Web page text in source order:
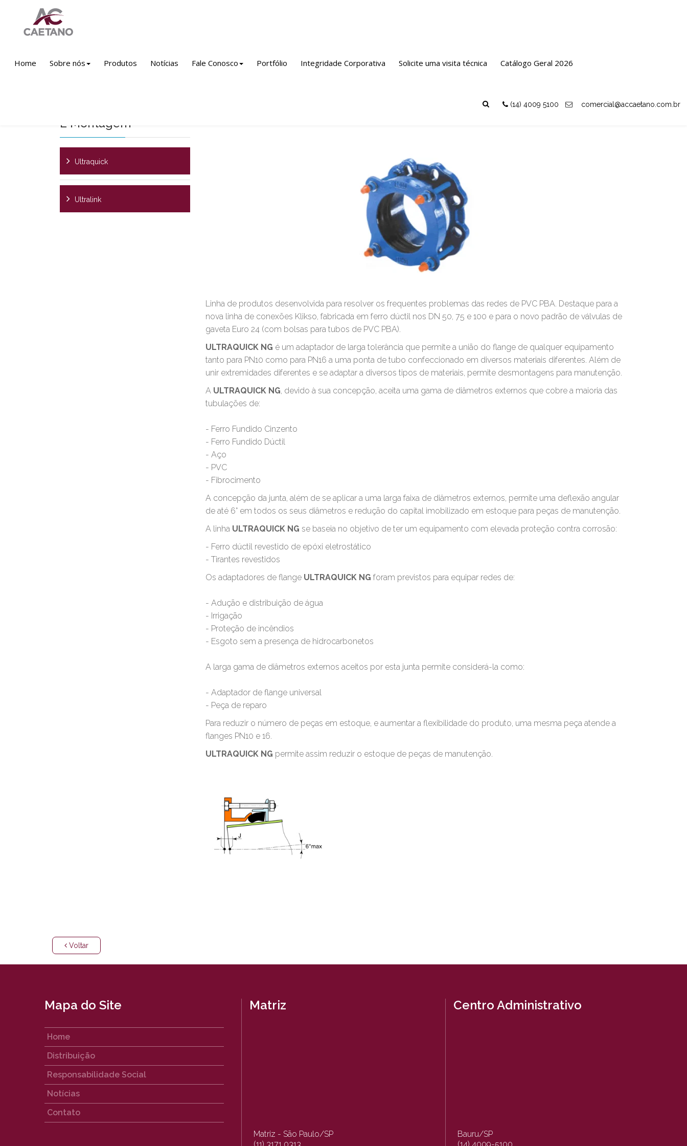
Home Sobre nós Produtos Notícias Fale Conosco Portfólio Integridade Corporativa Solicite uma visita técnica Catálogo Geral 2026
(14) 4009 5100 comercial@accaetano.com.br
Ultraquick NG
E Montagem
Ultraquick
Ultralink
Linha de produtos desenvolvida para resolver os frequentes problemas das redes de PVC PBA. Destaque para a
nova linha de conexões Klikso, fabricada em ferro dúctil nos DN 50, 75 e 100 e para o novo padrão de válvulas de
gaveta Euro 24 (com bolsas para tubos de PVC PBA).
ULTRAQUICK NG é um adaptador de larga tolerância que permite a união do flange de qualquer equipamento
tanto para PN10 como para PN16 a uma ponta de tubo confeccionado em diversos materiais diferentes. Além de
unir extremidades diferentes e se adaptar a diversos tipos de materiais, permite desmontagens para manutenção.
A ULTRAQUICK NG, devido à sua concepção, aceita uma gama de diâmetros externos que cobre a maioria das
tubulações de:
- Ferro Fundido Cinzento
- Ferro Fundido Dúctil
- Aço
- PVC
- Fibrocimento
A concepção da junta, além de se aplicar a uma larga faixa de diâmetros externos, permite uma deflexão angular
de até 6° em todos os seus diâmetros e redução do capital imobilizado em estoque para peças de manutenção.
A linha ULTRAQUICK NG se baseia no objetivo de ter um equipamento com elevada proteção contra corrosão:
- Ferro dúctil revestido de epóxi eletrostático
- Tirantes revestidos
Os adaptadores de flange ULTRAQUICK NG foram previstos para equipar redes de:
- Adução e distribuição de água
- Irrigação
- Proteção de incêndios
- Esgoto sem a presença de hidrocarbonetos
A larga gama de diâmetros externos aceitos por esta junta permite considerá-la como:
- Adaptador de flange universal
- Peça de reparo
Para reduzir o número de peças em estoque, e aumentar a flexibilidade do produto, uma mesma peça atende a
flanges PN10 e 16.
ULTRAQUICK NG permite assim reduzir o estoque de peças de manutenção.
Voltar
Mapa do Site
Home
Distribuição
Responsabilidade Social
Notícias
Contato
Matriz
Matriz - São Paulo/SP
Centro Administrativo
Bauru/SP